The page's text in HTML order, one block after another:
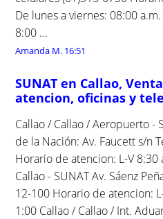
De lunes a viernes: 08:00
8:00 ...
Amanda M. 16:51
SUNAT en Callao,
atencion, oficinas y
Callao / Callao / Aeropuerto -
de la Nación: Av. Faucett s/n
Horario de atencion: L-V 8:30
Callao - SUNAT Av. Sáenz
12-100 Horario de atencion:
1:00 Callao / Callao / Int.